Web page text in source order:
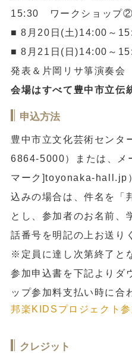
15:30 ワークショップ②
■ 8月20日(土)14:00～
■ 8月21日(日)14:00～
発表＆片岡リサ箏演奏会
会場はすべて豊中市立伝
申込方法
豊中市立文化芸術センタ
6864-5000）または、メ
マーク]toyonaka-hall.jp
込みの場合は、件名を「
とし、参加者のお名前、
話番号を明記の上お送り
※定員に達し次第終了と
参加申込書を下記よりダ
ップ参加料支払い時に合
邦楽KIDSプロジェクト
クレジット